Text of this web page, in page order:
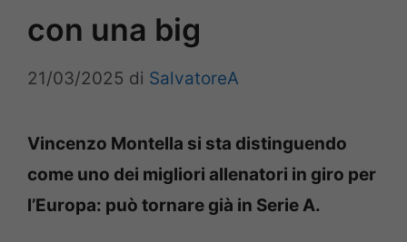
con una big
21/03/2025 di SalvatoreA
Vincenzo Montella si sta distinguendo
come uno dei migliori allenatori in giro per
l’Europa: può tornare già in Serie A.